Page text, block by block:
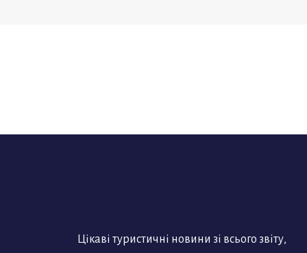
Цікаві туристичні новини зі всього звіту,